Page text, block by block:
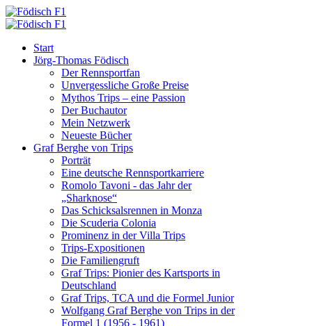
Start
Jörg-Thomas Födisch
Der Rennsportfan
Unvergessliche Große Preise
Mythos Trips – eine Passion
Der Buchautor
Mein Netzwerk
Neueste Bücher
Graf Berghe von Trips
Porträt
Eine deutsche Rennsportkarriere
Romolo Tavoni - das Jahr der
„Sharknose“
Das Schicksalsrennen in Monza
Die Scuderia Colonia
Prominenz in der Villa Trips
Trips-Expositionen
Die Familiengruft
Graf Trips: Pionier des Kartsports in
Deutschland
Graf Trips, TCA und die Formel Junior
Wolfgang Graf Berghe von Trips in der
Formel 1 (1956 - 1961)